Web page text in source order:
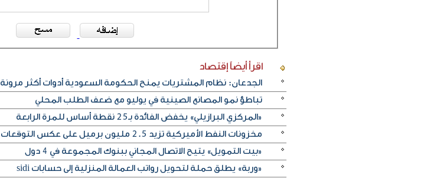
اقرأ أيضاًإقتصاد
الجدعان: نظام المشتريات يمنح الحكومة السعودية أدوات أكثر مرونة
تباطؤ نمو المصانع الصينية في يوليو مع ضعف الطلب المحلي
«المركزي البرازيلي» يخفض الفائدة بـ25 نقطة أساس للمرة الرابعة
مخزونات النفط الأميركية تزيد 2.5 مليون برميل على عكس التوقعات
«بيت التمويل» يتيح الاتصال المجاني ببنوك المجموعة في 4 دول
«وربة» يطلق حملة لتحويل رواتب العمالة المنزلية إلى حسابات sidi